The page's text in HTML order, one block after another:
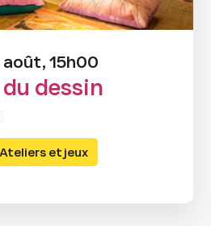
août, 15h00
dessin
Ateliers et jeux